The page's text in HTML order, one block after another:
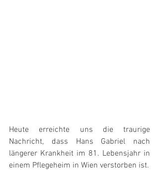
Heute erreichte uns die traurige
Nachricht, dass Hans Gabriel nach
längerer Krankheit im 81. Lebensjahr in
einem Pflegeheim in Wien verstorben ist.